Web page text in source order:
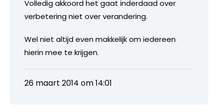
Volledig akkoord het gaat inderdaad over
verbetering niet over verandering.
Wel niet altijd even makkelijk om iedereen
hierin mee te krijgen.
26 maart 2014 om 14:01